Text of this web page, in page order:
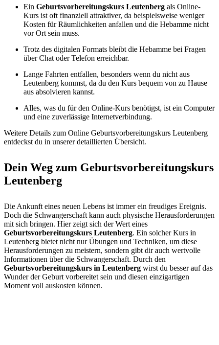
Ein Geburtsvorbereitungskurs Leutenberg als Online-
Kurs ist oft finanziell attraktiver, da beispielsweise weniger
Kosten für Räumlichkeiten anfallen und die Hebamme nicht
vor Ort sein muss.
Trotz des digitalen Formats bleibt die Hebamme bei Fragen
über Chat oder Telefon erreichbar.
Lange Fahrten entfallen, besonders wenn du nicht aus
Leutenberg kommst, da du den Kurs bequem von zu Hause
aus absolvieren kannst.
Alles, was du für den Online-Kurs benötigst, ist ein Computer
und eine zuverlässige Internetverbindung.
Weitere Details zum Online Geburtsvorbereitungskurs Leutenberg
entdeckst du in unserer detaillierten Übersicht.
Dein Weg zum Geburtsvorbereitungskurs
Leutenberg
Die Ankunft eines neuen Lebens ist immer ein freudiges Ereignis.
Doch die Schwangerschaft kann auch physische Herausforderungen
mit sich bringen. Hier zeigt sich der Wert eines
Geburtsvorbereitungskurs Leutenberg. Ein solcher Kurs in
Leutenberg bietet nicht nur Übungen und Techniken, um diese
Herausforderungen zu meistern, sondern gibt dir auch wertvolle
Informationen über die Schwangerschaft. Durch den
Geburtsvorbereitungskurs in Leutenberg wirst du besser auf das
Wunder der Geburt vorbereitet sein und diesen einzigartigen
Moment voll auskosten können.